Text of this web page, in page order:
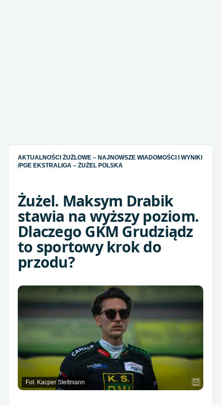
AKTUALNOŚCI ŻUŻLOWE – NAJNOWSZE WIADOMOŚCI I WYNIKI
/PGE EKSTRALIGA – ŻUŻEL POLSKA
Żużel. Maksym Drabik
stawia na wyższy poziom.
Dlaczego GKM Grudziądz
to sportowy krok do
przodu?
Fot. Kacper Steltmann